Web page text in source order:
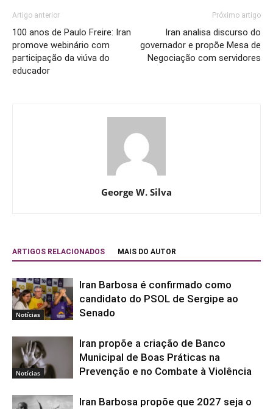
Artigo anterior
100 anos de Paulo Freire: Iran
promove webinário com
participação da viúva do
educador
Próximo artigo
Iran analisa discurso do
governador e propõe Mesa de
Negociação com servidores
George W. Silva
ARTIGOS RELACIONADOS MAIS DO AUTOR
Notícias
Iran Barbosa é confirmado como
candidato do PSOL de Sergipe ao
Senado
Notícias
Iran propõe a criação de Banco
Municipal de Boas Práticas na
Prevenção e no Combate à Violência
Iran Barbosa propõe que 2027 seja o